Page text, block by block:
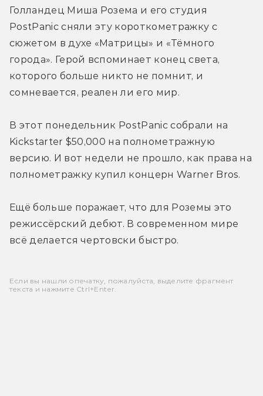
Голландец Миша Розема и его студия
PostPanic сняли эту короткометражку с
сюжетом в духе «Матрицы» и «Тёмного
города». Герой вспоминает конец света,
которого больше никто не помнит, и
сомневается, реален ли его мир.
В этот понедельник PostPanic собрали на
Kickstarter $50,000 на полнометражную
версию. И вот недели не прошло, как права на
полнометражку купил концерн Warner Bros.
Ещё больше поражает, что для Роземы это
режиссёрский дебют. В современном мире
всё делается чертовски быстро.
Если вы нашли опечатку, пожалуйста, выделите фрагмент
текста и нажмите Ctrl+Enter.